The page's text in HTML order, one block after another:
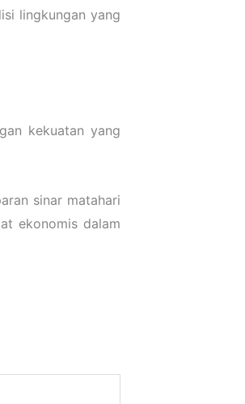
lingkungan yang
kekuatan yang
sinar matahari
ekonomis dalam